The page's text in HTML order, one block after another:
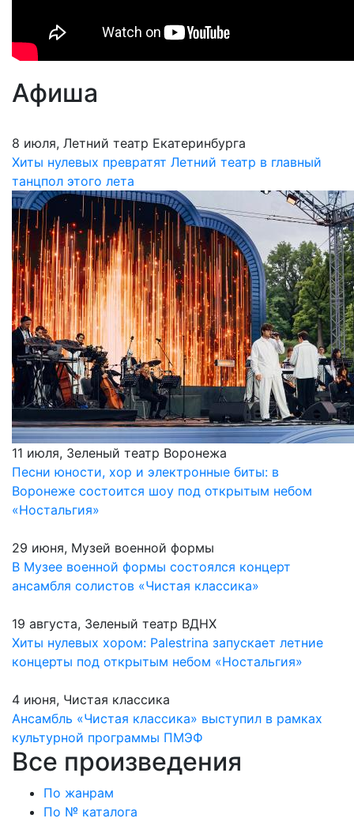
Афиша
8 июля, Летний театр Екатеринбурга
Хиты нулевых превратят Летний театр в главный
танцпол этого лета
11 июля, Зеленый театр Воронежа
Песни юности, хор и электронные биты: в
Воронеже состоится шоу под открытым небом
«Ностальгия»
29 июня, Музей военной формы
В Музее военной формы состоялся концерт
ансамбля солистов «Чистая классика»
19 августа, Зеленый театр ВДНХ
Хиты нулевых хором: Palestrina запускает летние
концерты под открытым небом «Ностальгия»
4 июня, Чистая классика
Ансамбль «Чистая классика» выступил в рамках
культурной программы ПМЭФ
Все произведения
По жанрам
По № каталога